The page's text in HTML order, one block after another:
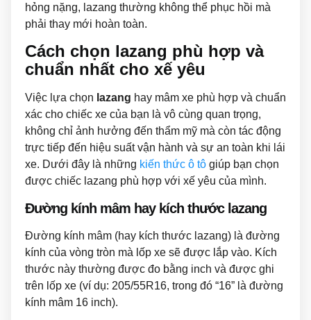
hỏng nặng, lazang thường không thể phục hồi mà
phải thay mới hoàn toàn.
Cách chọn lazang phù hợp và
chuẩn nhất cho xế yêu
Việc lựa chọn lazang hay mâm xe phù hợp và chuẩn
xác cho chiếc xe của bạn là vô cùng quan trọng,
không chỉ ảnh hưởng đến thẩm mỹ mà còn tác động
trực tiếp đến hiệu suất vận hành và sự an toàn khi lái
xe. Dưới đây là những kiến thức ô tô giúp bạn chọn
được chiếc lazang phù hợp với xế yêu của mình.
Đường kính mâm hay kích thước lazang
Đường kính mâm (hay kích thước lazang) là đường
kính của vòng tròn mà lốp xe sẽ được lắp vào. Kích
thước này thường được đo bằng inch và được ghi
trên lốp xe (ví dụ: 205/55R16, trong đó “16” là đường
kính mâm 16 inch).